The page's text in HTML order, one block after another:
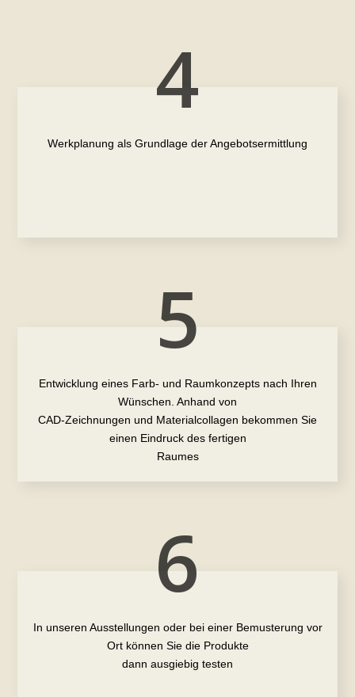
4
Werkplanung als Grundlage der Angebotsermittlung
5
Entwicklung eines Farb- und Raumkonzepts nach Ihren
Wünschen. Anhand von
CAD-Zeichnungen und Materialcollagen bekommen Sie
einen Eindruck des fertigen
Raumes
6
In unseren Ausstellungen oder bei einer Bemusterung vor
Ort können Sie die Produkte
dann ausgiebig testen